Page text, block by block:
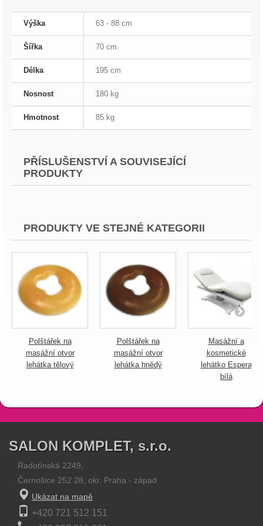
Výška 63 - 88 cm
Šířka 70 cm
Délka 195 cm
Nosnost 180 kg
Hmotnost 85 kg
PŘÍSLUŠENSTVÍ A SOUVISEJÍCÍ
PRODUKTY
PRODUKTY VE STEJNÉ KATEGORII
Polštářek na
masážní otvor
lehátka tělový
Polštářek na
masážní otvor
lehátka hnědý
Masážní a
kosmetické
lehátko Espera
bílá
SALON KOMPLET, s.r.o.
Radotínská 2249,
Černošice 252 28, okr. Praha - západ
Ukázat na mapě
+420 721 512 151